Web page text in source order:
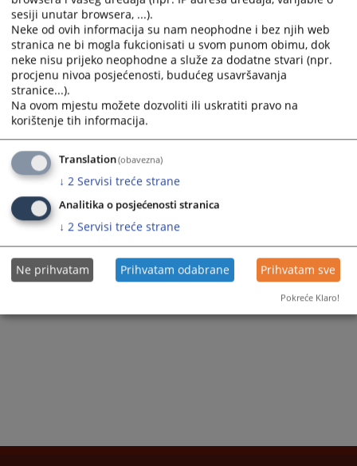
Žalbe na sudske odluke
Medijacija
Akti suda
Sudije suda
Dodatne sudije
Stručni saradnici
Službenici i namještenici
sesiji unutar browsera, ...).
Neke od ovih informacija su nam neophodne i bez njih web
stranica ne bi mogla fukcionisati u svom punom obimu, dok
neke nisu prijeko neophodne a služe za dodatne stvari (npr.
procjenu nivoa posjećenosti, budućeg usavršavanja
stranice...).
Na ovom mjestu možete dozvoliti ili uskratiti pravo na
korištenje tih informacija.
Translation(obavezna)
↓ 2 Servisi treće strane
Analitika o posjećenosti stranica
↓ 2 Servisi treće strane
Ne prihvatam Prihvatam odabrane Prihvatam sve
Pokreće Klaro!